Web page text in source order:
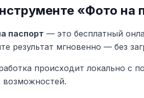
«Фото на
паспорт — это бесплатный
результат мгновенно — без
происходит локально с
возможностей.